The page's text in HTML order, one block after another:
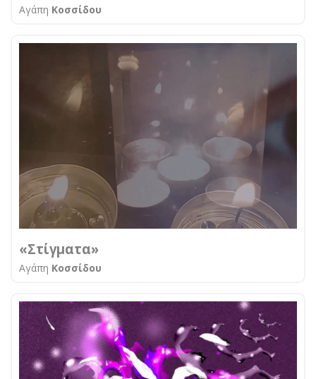
Αγάπη Κοσσίδου
«Στίγματα»
Αγάπη Κοσσίδου